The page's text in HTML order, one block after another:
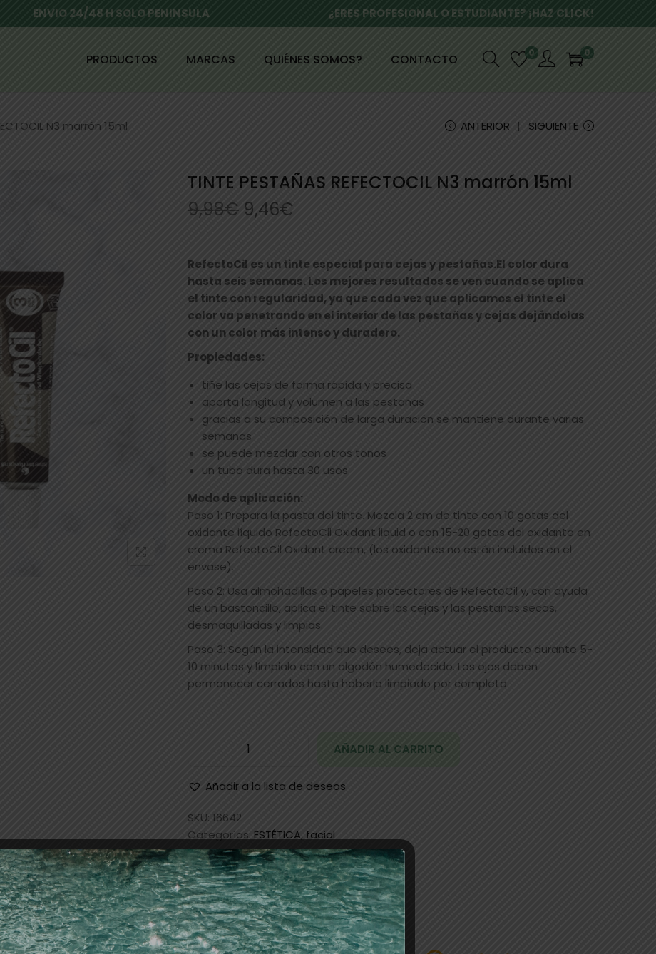
ENVIO 24/48 H SOLO PENINSULA ¿ERES PROFESIONAL O ESTUDIANTE? ¡HAZ CLICK!
PRODUCTOS MARCAS QUIÉNES SOMOS? CONTACTO 0 0
N3 marrón 15ml ANTERIOR SIGUIENTE
TINTE PESTAÑAS REFECTOCIL N3 marrón 15ml
9,98€ 9,46€
RefectoCil es un tinte especial para cejas y pestañas.El color dura
hasta seis semanas. Los mejores resultados se ven cuando se aplica
el tinte con regularidad, ya que cada vez que aplicamos el tinte el
color va penetrando en el interior de las pestañas y cejas dejándolas
con un color más intenso y duradero.
Propiedades:
tiñe las cejas de forma rápida y precisa
aporta longitud y volumen a las pestañas
gracias a su composición de larga duración se mantiene durante varias
semanas
se puede mezclar con otros tonos
un tubo dura hasta 30 usos
Modo de aplicación:
Paso 1: Prepara la pasta del tinte. Mezcla 2 cm de tinte con 10 gotas del
oxidante líquido RefectoCil Oxidant liquid o con 15-20 gotas del oxidante en
crema RefectoCil Oxidant cream, (los oxidantes no están incluidos en el
envase).
Paso 2: Usa almohadillas o papeles protectores de RefectoCil y, con ayuda
de un bastoncillo, aplica el tinte sobre las cejas y las pestañas secas,
desmaquilladas y limpias.
Paso 3: Según la intensidad que desees, deja actuar el producto durante 5-
10 minutos y límpialo con un algodón humedecido. Los ojos deben
permanecer cerrados hasta haberlo limpiado por completo
AÑADIR AL CARRITO
Añadir a la lista de deseos
SKU: 16642
Categorías: ESTÉTICA, facial